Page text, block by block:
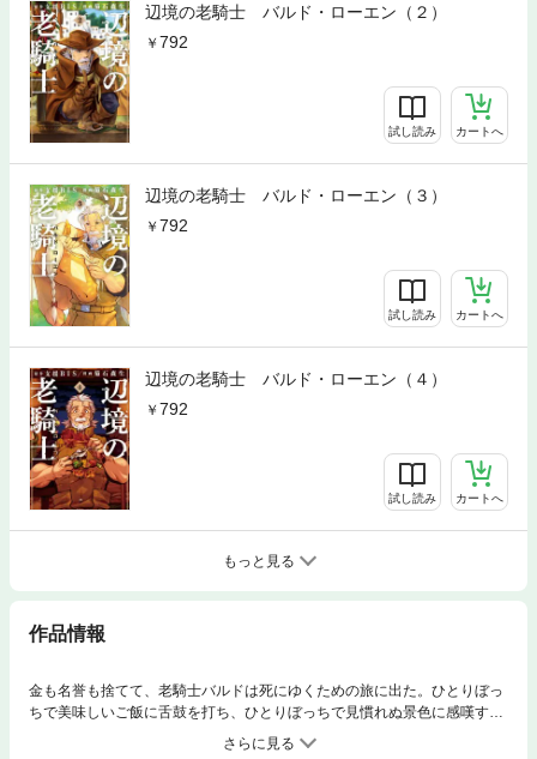
辺境の老騎士 バルド・ローエン（２）
792
試し読み カートへ
辺境の老騎士 バルド・ローエン（３）
792
試し読み カートへ
辺境の老騎士 バルド・ローエン（４）
792
試し読み カートへ
もっと見る
作品情報
金も名誉も捨てて、老騎士バルドは死にゆくための旅に出た。ひとりぼっ
ちで美味しいご飯に舌鼓を打ち、ひとりぼっちで見慣れぬ景色に感嘆す
る。死に場所を探す旅路はひっそりと始まった。しかし、彼は知らない。